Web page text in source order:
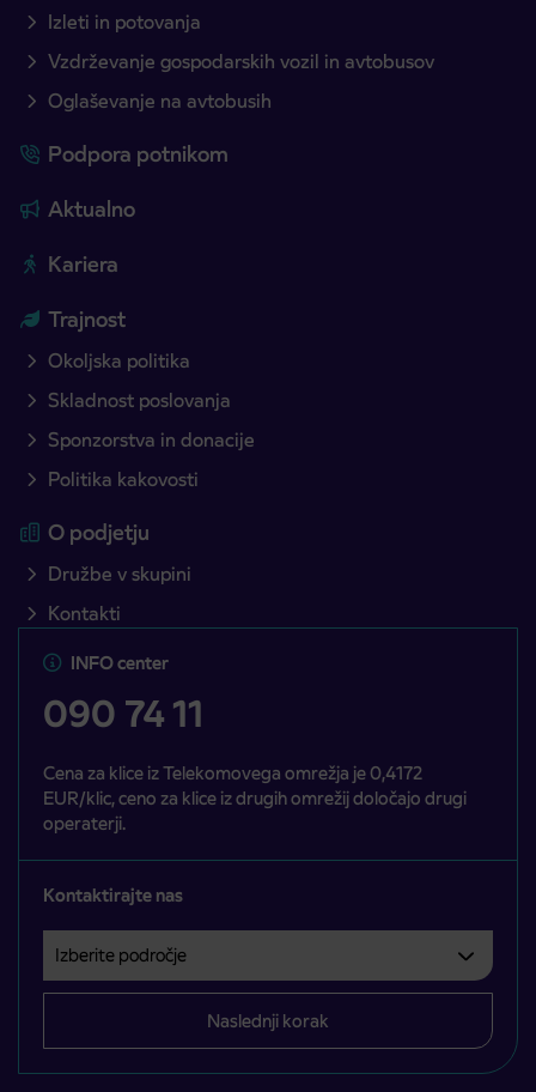
Izleti in potovanja
Vzdrževanje gospodarskih vozil in avtobusov
Oglaševanje na avtobusih
Podpora potnikom
Aktualno
Kariera
Trajnost
Okoljska politika
Skladnost poslovanja
Sponzorstva in donacije
Politika kakovosti
O podjetju
Družbe v skupini
Kontakti
INFO center
090 74 11
Cena za klice iz Telekomovega omrežja je 0,4172
EUR/klic, ceno za klice iz drugih omrežij določajo drugi
operaterji.
Kontaktirajte nas
Izberite področje
Področje je obvezno izbrati.
Naslednji korak